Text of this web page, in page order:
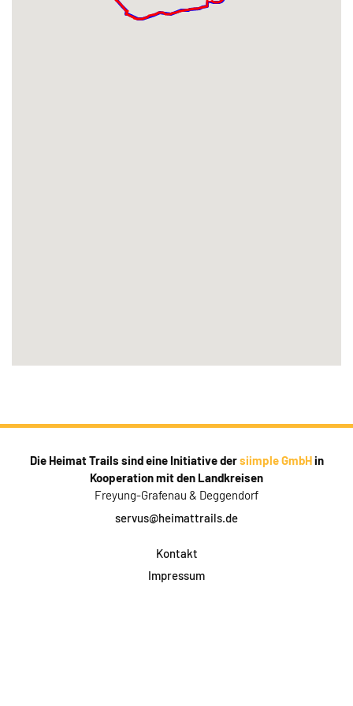
Die Heimat Trails sind eine Initiative dersiimple GmbHin
Kooperation mit den Landkreisen
Freyung-Grafenau & Deggendorf
servus@heimattrails.de
Kontakt
Impressum